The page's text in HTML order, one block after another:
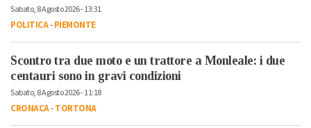
Sabato, 8 Agosto 2026 - 13:31
POLITICA-PIEMONTE
Scontro tra due moto e un trattore a Monleale: i due
centauri sono in gravi condizioni
Sabato, 8 Agosto 2026 - 11:18
CRONACA-TORTONA